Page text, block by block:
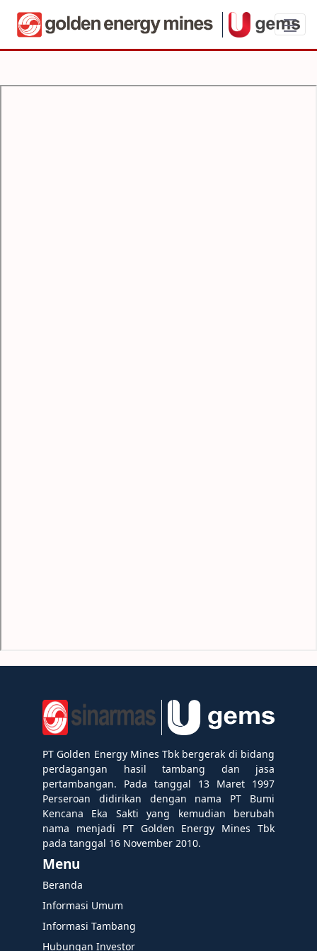
Observasi Pemahaman (iSafe) - User
PT Golden Energy Mines Tbk bergerak di bidang
perdagangan hasil tambang dan jasa
pertambangan. Pada tanggal 13 Maret 1997
Perseroan didirikan dengan nama PT Bumi
Kencana Eka Sakti yang kemudian berubah
nama menjadi PT Golden Energy Mines Tbk
pada tanggal 16 November 2010.
Menu
Beranda
Informasi Umum
Informasi Tambang
Hubungan Investor